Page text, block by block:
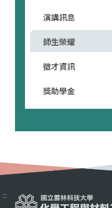
演講訊息
師生榮耀
徵才資訊
獎助學金
:::